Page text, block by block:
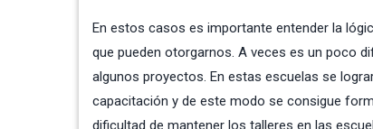
En estos casos es importante entender la
que pueden otorgarnos. A veces es un poco
algunos proyectos. En estas escuelas se
capacitación y de este modo se consigue